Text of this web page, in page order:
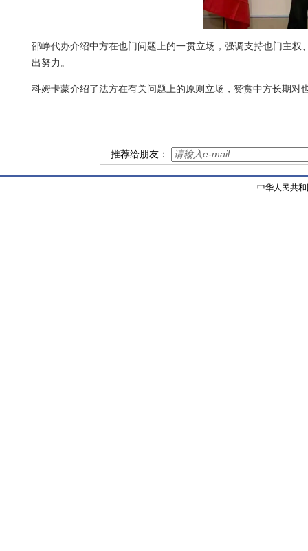
邵峥代办介绍中方在也门问题上的一贯立场，强调支持也门主
出努力。
科姆卡蒙介绍了法方在有关问题上的原则立场，赞赏中方长期
推荐给朋友：
中华人民共